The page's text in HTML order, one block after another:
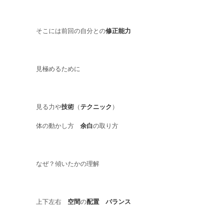
そこには前回の自分との修正能力
見極めるために
見る力や技術 （テクニック）
体の動かし方 余白の取り方
なぜ？傾いたかの理解
上下左右 空間の配置 バランス